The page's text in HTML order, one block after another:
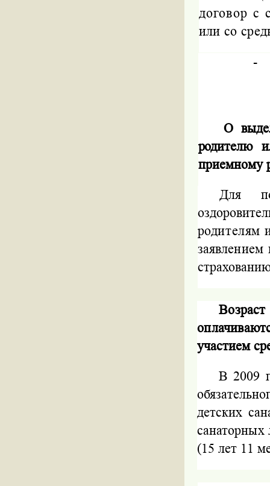
договор с
или со
-
О
родителю
приемному
Для
участием
В 2009
детских
санаторных
(15 лет 11